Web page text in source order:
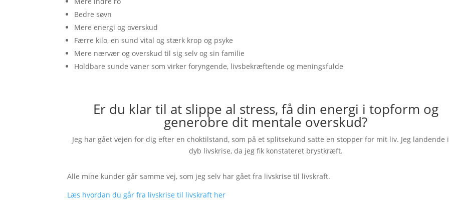
Bedre søvn
Mere energi og overskud
Færre kilo, en sund vital og stærk krop og psyke
Mere nærvær og overskud til sig selv og sin familie
Holdbare sunde vaner som virker foryngende, livsbekræftende og meningsfulde
Er du klar til at slippe al stress, få din energi i topform og
generobre dit mentale overskud?
Jeg har gået vejen for dig efter en choktilstand, som på et splitsekund satte en stopper for mit liv. Jeg landende
dyb livskrise, da jeg fik konstateret brystkræft.
Alle mine kunder går samme vej, som jeg selv har gået fra livskrise til livskraft.
Læs hvordan du går fra livskrise til livskraft her